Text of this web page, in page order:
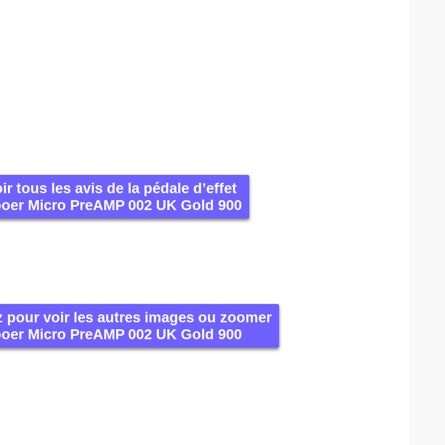
tous les avis de la pédale d’effet
Micro PreAMP 002 UK Gold 900
pour voir les autres images ou zoomer
Micro PreAMP 002 UK Gold 900